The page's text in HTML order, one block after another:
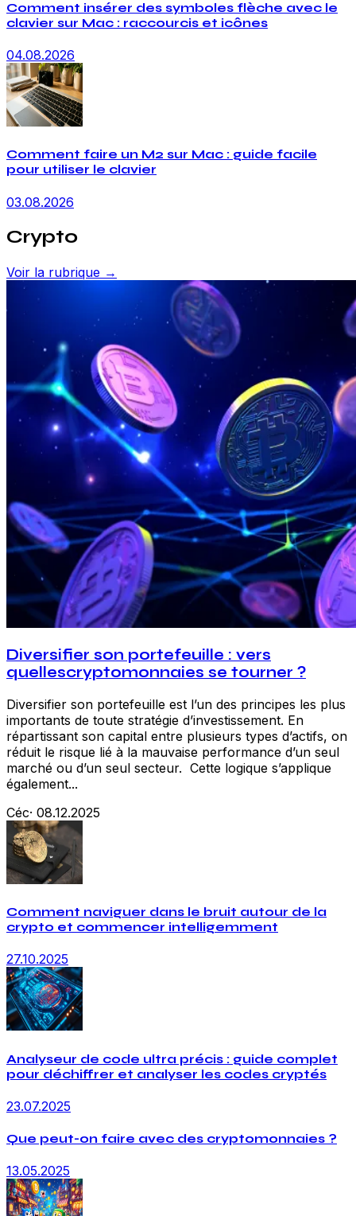
Comment insérer des symboles flèche avec le
clavier sur Mac : raccourcis et icônes
04.08.2026
Comment faire un M2 sur Mac : guide facile
pour utiliser le clavier
03.08.2026
Crypto
Voir la rubrique →
Diversifier son portefeuille : vers
quellescryptomonnaies se tourner ?
Diversifier son portefeuille est l’un des principes les plus
importants de toute stratégie d’investissement. En
répartissant son capital entre plusieurs types d’actifs, on
réduit le risque lié à la mauvaise performance d’un seul
marché ou d’un seul secteur. Cette logique s’applique
également...
Céc· 08.12.2025
Comment naviguer dans le bruit autour de la
crypto et commencer intelligemment
27.10.2025
Analyseur de code ultra précis : guide complet
pour déchiffrer et analyser les codes cryptés
23.07.2025
Que peut-on faire avec des cryptomonnaies ?
13.05.2025